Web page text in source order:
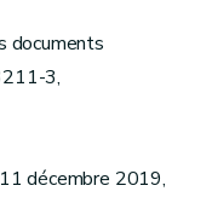
documents
3,
décembre 2019,